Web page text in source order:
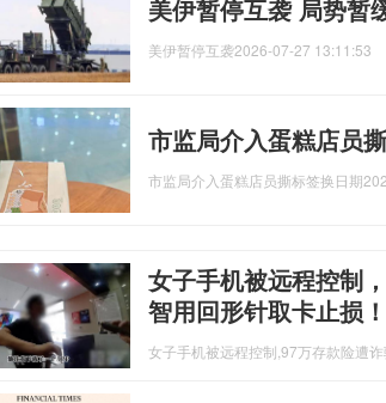
美伊暂停互袭 局势暂
美伊暂停互袭2026-07-27 13:11:53
市监局介入蛋糕店员
市监局介入蛋糕店员撕标签换日期
女子手机被远程控制
智用回形针取卡止损
女子手机被远程控制,97万存款险遭